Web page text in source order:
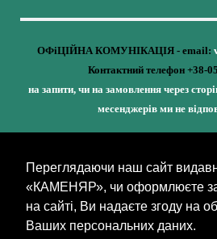
Переглядаючи наш сайт
«КАМЕНЯР», чи оформлюєте
на сайті, Ви надаєте згоду на
Ваших персональних даних.
ОФіЦІЙНА КОМУНІКАЦІЯ - email:
Контактний телефон +38-
на запити, чи на замовлення через
месенджерів ми не
Кожне наше видання - це
у збереження ідентичності та
(видавництво